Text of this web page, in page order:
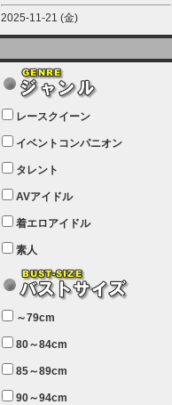
2025-11-21 (金)
【サーバーメンテナンス実施につい
12月21日（日曜日）午前9：00か
ら午前11：00（予定）でサーバー
メンテナンスを実施します。ユーザ
ー様にはご迷惑をおかけしますがご
理解いただけます様、宜しくお願い
致します。
2025-07-05 (土)
【サーバーメンテナンス完了のお知
本日、サーバーメンテナンスのため
ユーザー様には大変ご迷惑をおかけ
しました。無事、メンテナンスが完
致します。
2025-06-11 (水)
【サーバーメンテナンス実施につい
レースクイーン
イベントコンパニオン
タレント
AVアイドル
着エロアイドル
素人
～79cm
80～84cm
85～89cm
90～94cm